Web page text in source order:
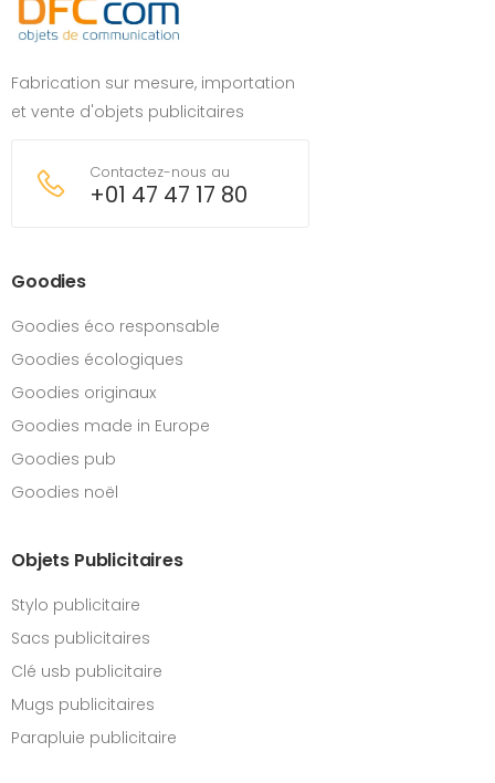
Fabrication sur mesure, importation
et vente d'objets publicitaires
Contactez-nous au
+01 47 47 17 80
Goodies
Goodies éco responsable
Goodies écologiques
Goodies originaux
Goodies made in Europe
Goodies pub
Goodies noël
Objets Publicitaires
Stylo publicitaire
Sacs publicitaires
Clé usb publicitaire
Mugs publicitaires
Parapluie publicitaire